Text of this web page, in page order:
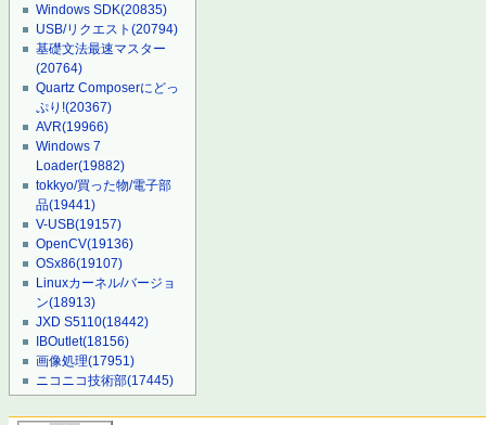
Windows SDK(20835)
USB/リクエスト(20794)
基礎文法最速マスター
(20764)
Quartz Composerにどっ
ぷり!(20367)
AVR(19966)
Windows 7
Loader(19882)
tokkyo/買った物/電子部
品(19441)
V-USB(19157)
OpenCV(19136)
OSx86(19107)
Linuxカーネル/バージョ
ン(18913)
JXD S5110(18442)
IBOutlet(18156)
画像処理(17951)
ニコニコ技術部(17445)